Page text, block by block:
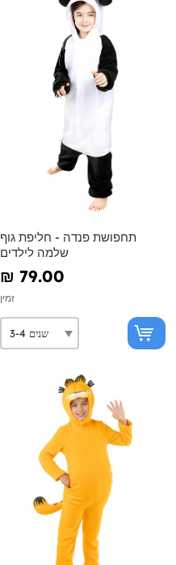
תחפושת פנדה - חליפת גוף
שלמה לילדים
₪‎ 79.00
זמין